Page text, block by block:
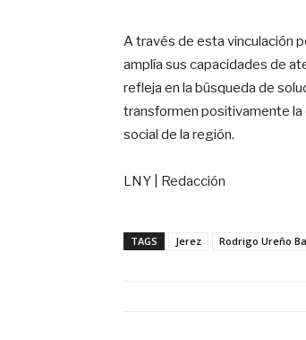
A través de esta vinculación
amplía sus capacidades de
refleja en la búsqueda de
transformen positivamente la
social de la región.
LNY | Redacción
TAGS Jerez Rodrigo Ureño